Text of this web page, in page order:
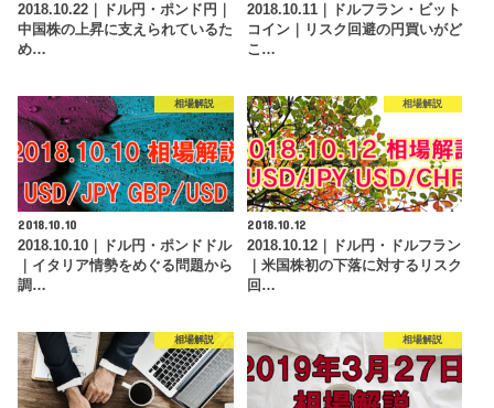
2018.10.22｜ドル円・ポンド円｜
中国株の上昇に支えられているた
め…
2018.10.11｜ドルフラン・ビット
コイン｜リスク回避の円買いがど
こ…
相場解説
2018.10.10
2018.10.10｜ドル円・ポンドドル
｜イタリア情勢をめぐる問題から
調…
相場解説
2018.10.12
2018.10.12｜ドル円・ドルフラン
｜米国株初の下落に対するリスク
回…
相場解説 相場解説